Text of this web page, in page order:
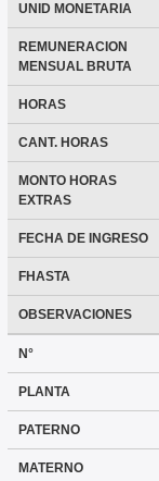
UNID MONETARIA
REMUNERACION
MENSUAL BRUTA
HORAS
CANT. HORAS
MONTO HORAS
EXTRAS
FECHA DE INGRESO
FHASTA
OBSERVACIONES
N°
PLANTA
PATERNO
MATERNO